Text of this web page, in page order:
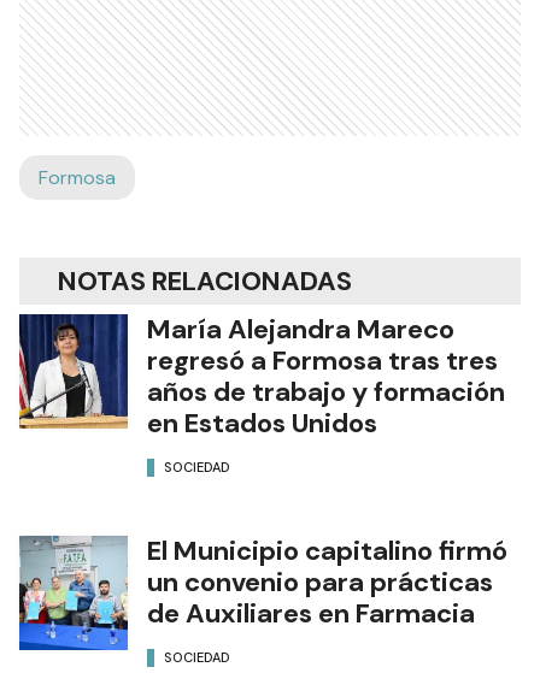
Formosa
NOTAS RELACIONADAS
María Alejandra Mareco
regresó a Formosa tras tres
años de trabajo y formación
en Estados Unidos
SOCIEDAD
El Municipio capitalino firmó
un convenio para prácticas
de Auxiliares en Farmacia
SOCIEDAD